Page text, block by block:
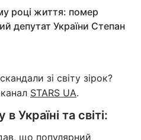
році життя: помер
депутат України Степан
зі світу зірок?
STARS UA.
Україні та світі:
що популярний